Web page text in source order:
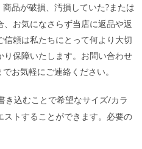
品が破損、汚損していた?または
お気になさらず当店に返品や返
頼は私たちにとって何より大切
保障いたします。お問い合わせ
でお気軽にご連絡ください。
き込むことで希望なサイズ/カラ
トすることができます。必要の